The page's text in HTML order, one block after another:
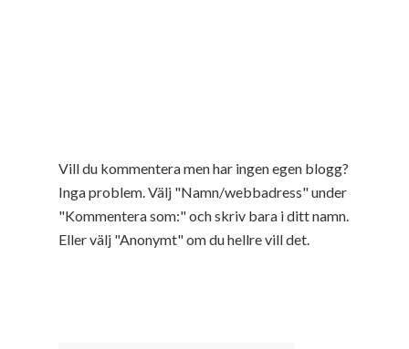
Vill du kommentera men har ingen egen blogg?
Inga problem. Välj "Namn/webbadress" under
"Kommentera som:" och skriv bara i ditt namn.
Eller välj "Anonymt" om du hellre vill det.